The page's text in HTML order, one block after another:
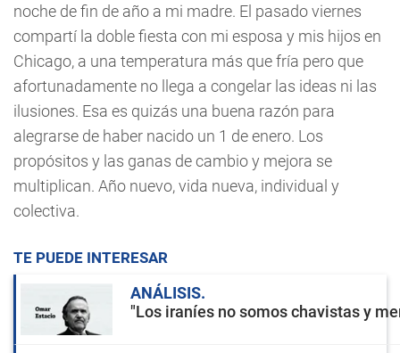
noche de fin de año a mi madre. El pasado viernes
compartí la doble fiesta con mi esposa y mis hijos en
Chicago, a una temperatura más que fría pero que
afortunadamente no llega a congelar las ideas ni las
ilusiones. Esa es quizás una buena razón para
alegrarse de haber nacido un 1 de enero. Los
propósitos y las ganas de cambio y mejora se
multiplican. Año nuevo, vida nueva, individual y
colectiva.
TE PUEDE INTERESAR
ANÁLISIS
"Los iraníes no somos chavistas y